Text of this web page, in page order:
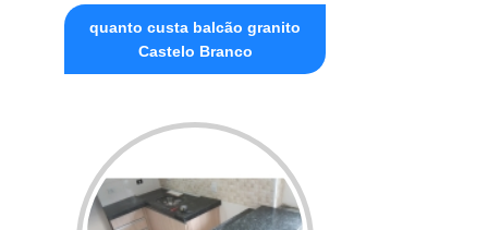
quanto custa balcão granito
Castelo Branco